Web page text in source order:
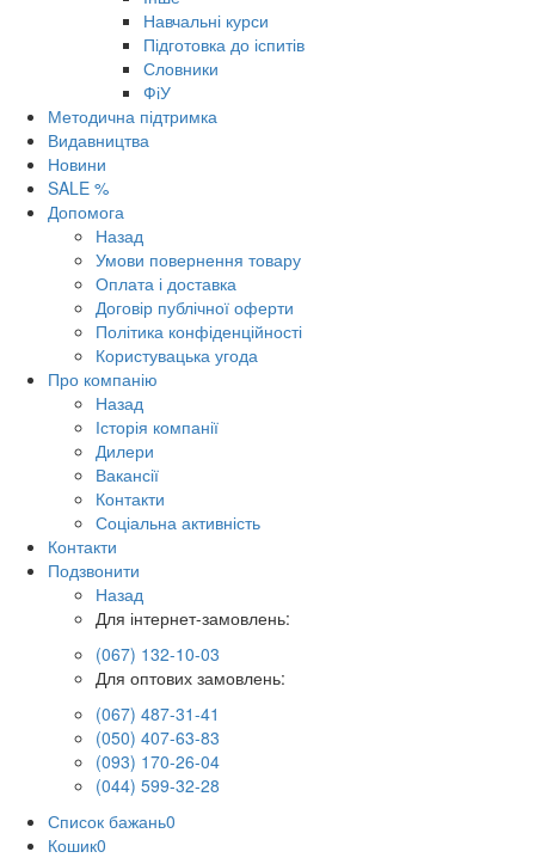
Навчальні курси
Підготовка до іспитів
Словники
ФіУ
Методична підтримка
Видавництва
Новини
SALE %
Допомога
Назад
Умови повернення товару
Оплата і доставка
Договір публічної оферти
Політика конфіденційності
Користувацька угода
Про компанію
Назад
Історія компанії
Дилери
Вакансії
Контакти
Соціальна активність
Контакти
Подзвонити
Назад
Для інтернет-замовлень:
(067) 132-10-03
Для оптових замовлень:
(067) 487-31-41
(050) 407-63-83
(093) 170-26-04
(044) 599-32-28
Список бажань0
Кошик0